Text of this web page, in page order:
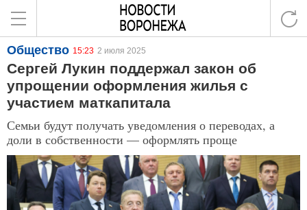
Общество 15:23 2 июля 2025
Сергей Лукин поддержал закон об
упрощении оформления жилья с
участием маткапитала
Семьи будут получать уведомления о переводах, а
доли в собственности — оформлять проще